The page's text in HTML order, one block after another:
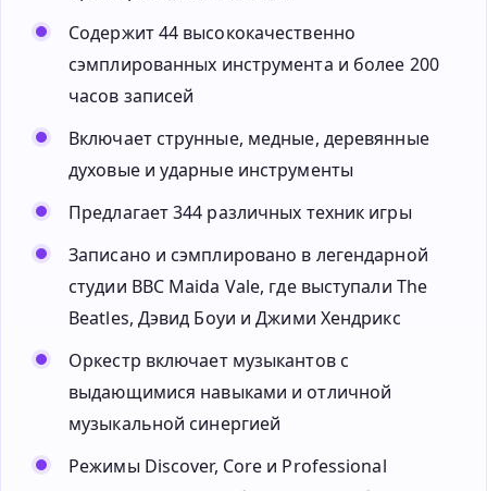
Содержит 44 высококачественно
сэмплированных инструмента и более 200
часов записей
Включает струнные, медные, деревянные
духовые и ударные инструменты
Предлагает 344 различных техник игры
Записано и сэмплировано в легендарной
студии BBC Maida Vale, где выступали The
Beatles, Дэвид Боуи и Джими Хендрикс
Оркестр включает музыкантов с
выдающимися навыками и отличной
музыкальной синергией
Режимы Discover, Core и Professional